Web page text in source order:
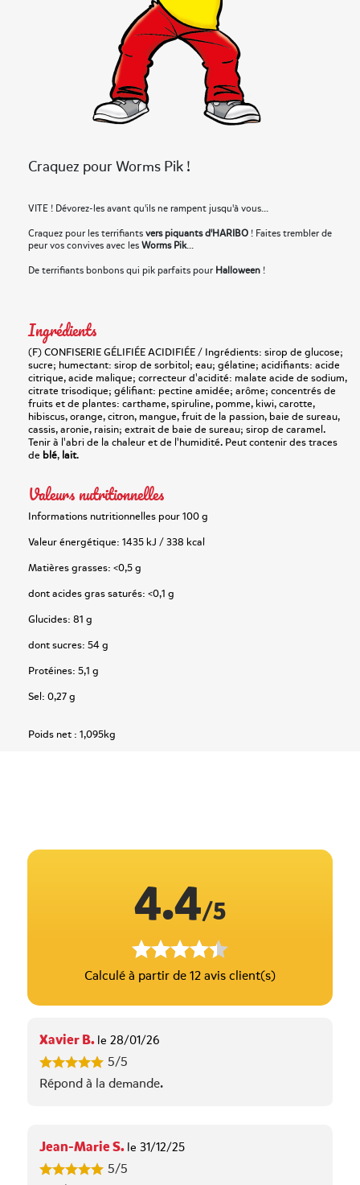
Craquez pour Worms Pik !
VITE ! Dévorez-les avant qu'ils ne rampent jusqu'à vous...
Craquez pour les terrifiants vers piquants d'HARIBO ! Faites trembler de
peur vos convives avec les Worms Pik...
De terrifiants bonbons qui pik parfaits pour Halloween !
Ingrédients
(F) CONFISERIE GÉLIFIÉE ACIDIFIÉE / Ingrédients: sirop de glucose;
sucre; humectant: sirop de sorbitol; eau; gélatine; acidifiants: acide
citrique, acide malique; correcteur d'acidité: malate acide de sodium,
citrate trisodique; gélifiant: pectine amidée; arôme; concentrés de
fruits et de plantes: carthame, spiruline, pomme, kiwi, carotte,
hibiscus, orange, citron, mangue, fruit de la passion, baie de sureau,
cassis, aronie, raisin; extrait de baie de sureau; sirop de caramel.
Tenir à l'abri de la chaleur et de l'humidité. Peut contenir des traces
de blé, lait.
Valeurs nutritionnelles
Informations nutritionnelles pour 100 g
Valeur énergétique: 1435 kJ / 338 kcal
Matières grasses: <0,5 g
dont acides gras saturés: <0,1 g
Glucides: 81 g
dont sucres: 54 g
Protéines: 5,1 g
Sel: 0,27 g
Poids net : 1,095kg
4.4/5
Calculé à partir de 12 avis client(s)
Xavier B. le 28/01/26
5/5
Répond à la demande.
Jean-Marie S. le 31/12/25
5/5